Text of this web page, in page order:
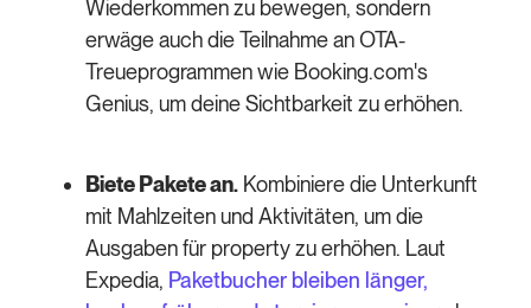
Wiederkommen zu bewegen, sondern
erwäge auch die Teilnahme an OTA-
Treueprogrammen wie Booking.com's
Genius, um deine Sichtbarkeit zu erhöhen.
Biete Pakete an. Kombiniere die Unterkunft
mit Mahlzeiten und Aktivitäten, um die
Ausgaben für property zu erhöhen. Laut
Expedia, Paketbucher bleiben länger,